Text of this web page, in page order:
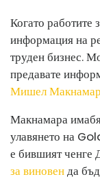
Когато работите
информация на
труден бизнес.
предавате
Мишел
Макнамара има
улавянето на
е бившият
за виновенда